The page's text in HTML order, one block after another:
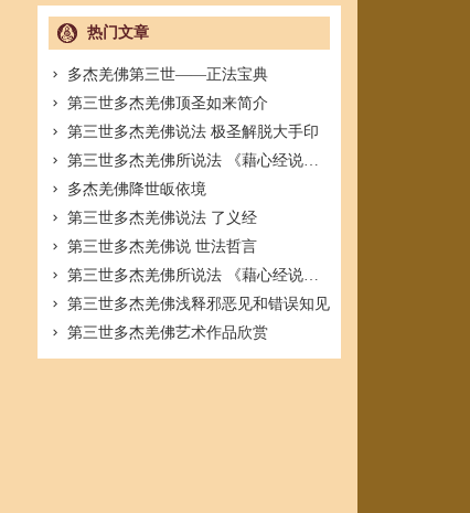
热门文章
多杰羌佛第三世——正法宝典
第三世多杰羌佛顶圣如来简介
第三世多杰羌佛说法 极圣解脱大手印
第三世多杰羌佛所说法 《藉心经说真谛》
多杰羌佛降世皈依境
第三世多杰羌佛说法 了义经
第三世多杰羌佛说 世法哲言
第三世多杰羌佛所说法 《藉心经说真谛》
第三世多杰羌佛浅释邪恶见和错误知见
第三世多杰羌佛艺术作品欣赏